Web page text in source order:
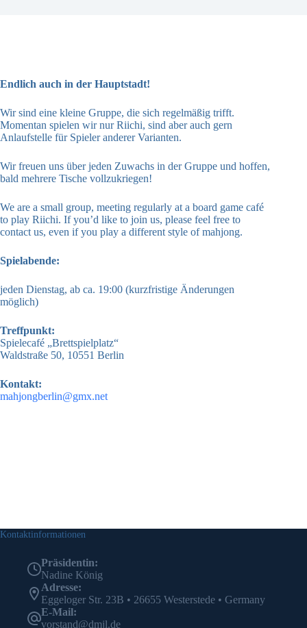
Endlich auch in der Hauptstadt!
Wir sind eine kleine Gruppe, die sich regelmäßig trifft.
Momentan spielen wir nur Riichi, sind aber auch gern
Anlaufstelle für Spieler anderer Varianten.
Wir freuen uns über jeden Zuwachs in der Gruppe und hoffen,
bald mehrere Tische vollzukriegen!
We are a small group, meeting regularly at a board game café
to play Riichi. If you’d like to join us, please feel free to
contact us, even if you play a different style of mahjong.
Spielabende:
jeden Dienstag, ab ca. 19:00 (kurzfristige Änderungen
möglich)
Treffpunkt:
Spielecafé „Brettspielplatz“
Waldstraße 50, 10551 Berlin
Kontakt:
mahjongberlin@gmx.net
Kontaktinformationen
Präsidentin:
Nadine König
Adresse:
Eggeloger Str. 23B • 26655 Westerstede • Germany
E-Mail:
vorstand@dmjl.de